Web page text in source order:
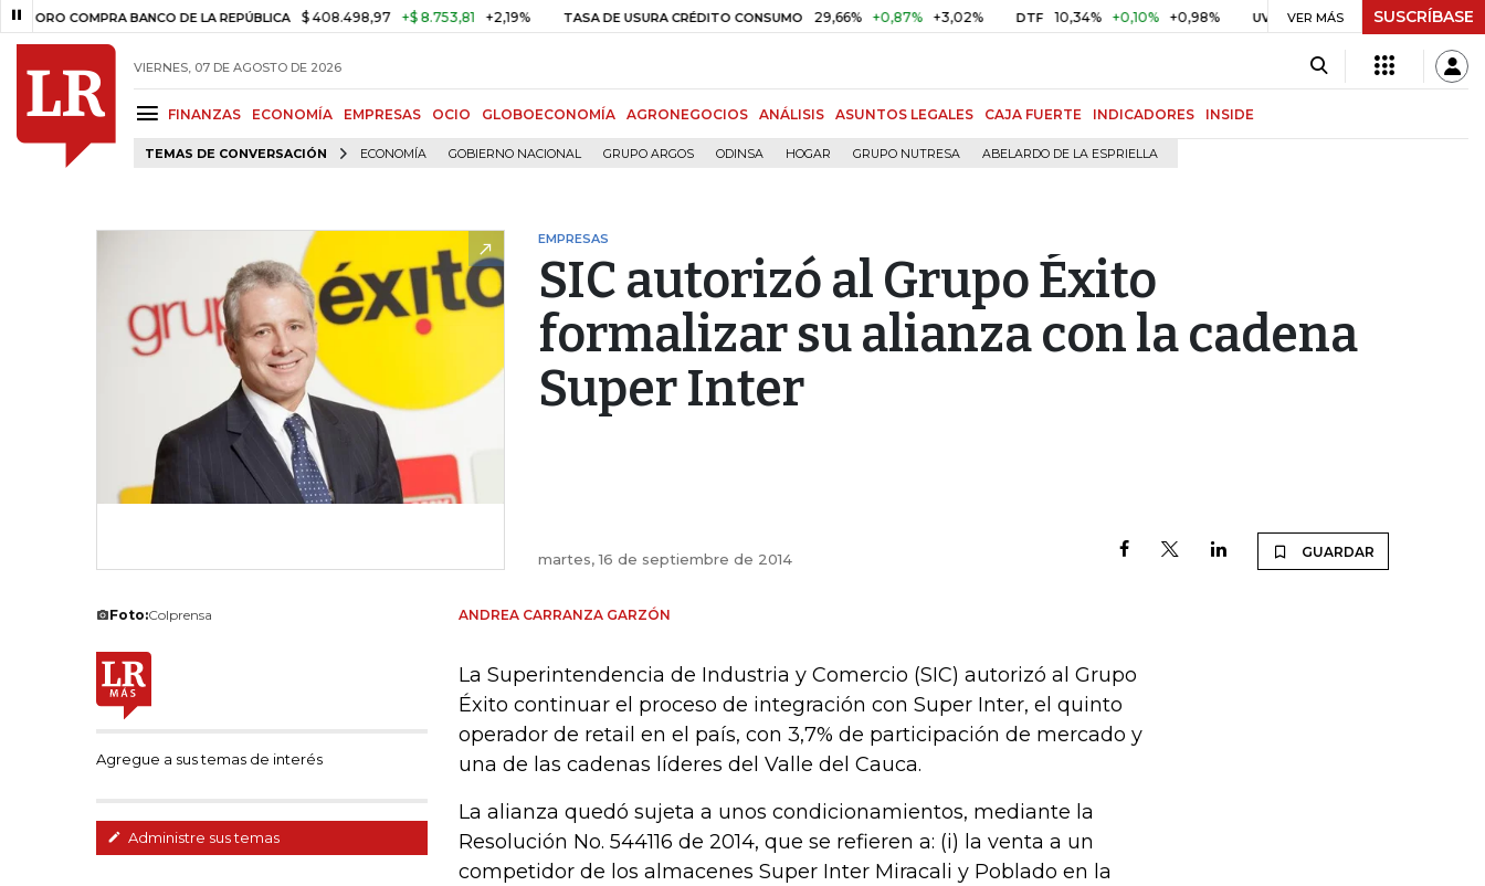
COMPRA BANCO DE LA REPÚBLICA $ 408.498,97 +$ 8.753,81 +2,19% TASA DE USURA CRÉDITO CONSUMO 29,66% +0,87% +3,02% DTF 10,34% +0,10% +0,98% UVR $ 416,91 +$ 0,05 +0,01%
VER MÁS SUSCRÍBASE
VIERNES, 07 DE AGOSTO DE 2026
FINANZAS ECONOMÍA EMPRESAS OCIO GLOBOECONOMÍA AGRONEGOCIOS ANÁLISIS ASUNTOS LEGALES CAJA FUERTE INDICADORES INSIDE
TEMAS DE CONVERSACIÓN ECONOMÍA GOBIERNO NACIONAL GRUPO ARGOS ODINSA HOGAR GRUPO NUTRESA ABELARDO DE LA ESPRIELLA
EMPRESAS
SIC autorizó al Grupo Éxito
formalizar su alianza con la cadena
Super Inter
martes, 16 de septiembre de 2014 GUARDAR
Foto:Colprensa
Agregue a sus temas de interés
Administre sus temas
ANDREA CARRANZA GARZÓN
La Superintendencia de Industria y Comercio (SIC) autorizó al Grupo
Éxito continuar el proceso de integración con Super Inter, el quinto
operador de retail en el país, con 3,7% de participación de mercado y
una de las cadenas líderes del Valle del Cauca.
La alianza quedó sujeta a unos condicionamientos, mediante la
Resolución No. 544116 de 2014, que se refieren a: (i) la venta a un
competidor de los almacenes Super Inter Miracali y Poblado en la